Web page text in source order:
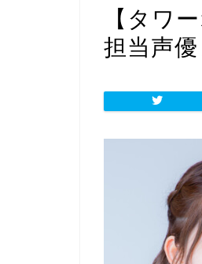
【タワ
担当声